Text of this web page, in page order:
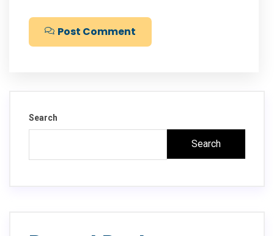
Post Comment
Search
Search